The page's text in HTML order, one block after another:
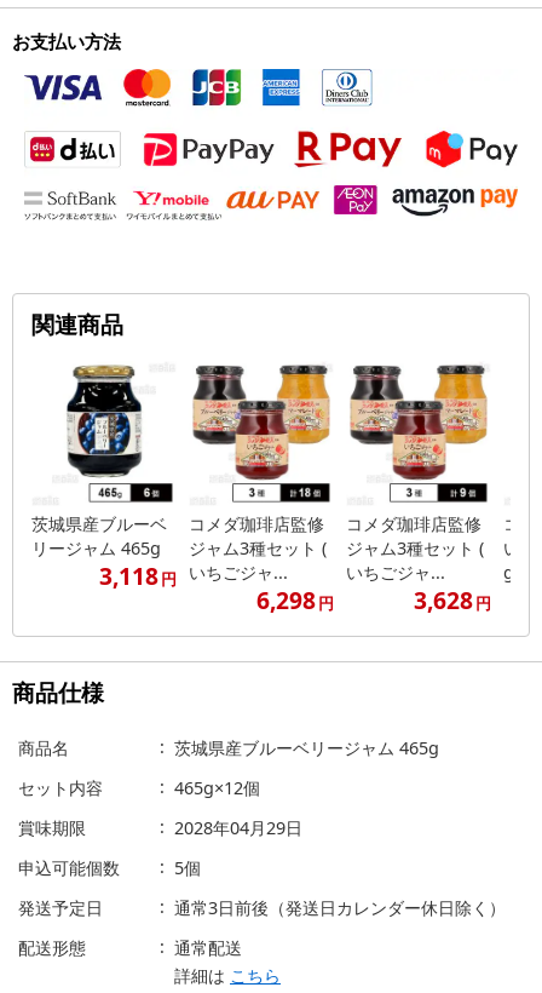
お支払い方法
関連商品
茨城県産ブルーベ
リージャム 465g
3,118円
コメダ珈琲店監修
ジャム3種セット (
いちごジャ...
6,298円
コメダ珈琲店監修
ジャム3種セット (
いちごジャ...
3,628円
コ
い
g
商品仕様
商品名
茨城県産ブルーベリージャム 465g
セット内容
465g×12個
賞味期限
2028年04月29日
申込可能個数
5個
発送予定日
通常3日前後（発送日カレンダー休日除く）
配送形態
通常配送
詳細は こちら